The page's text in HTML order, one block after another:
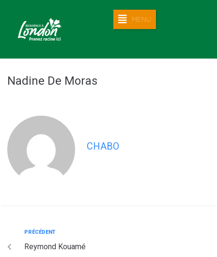
MENU
Nadine De Moras
CHABO
PRÉCÉDENT
Reymond Kouamé